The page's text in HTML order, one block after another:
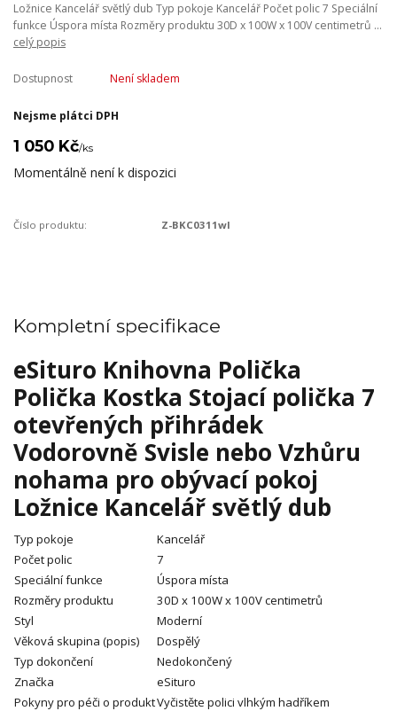
Ložnice Kancelář světlý dub Typ pokoje Kancelář Počet polic 7 Speciální
funkce Úspora místa Rozměry produktu 30D x 100W x 100V centimetrů ...
celý popis
Dostupnost Není skladem
Nejsme plátci DPH
1 050 Kč/ks
Momentálně není k dispozici
Číslo produktu: Z-BKC0311wl
Kompletní specifikace
eSituro Knihovna Polička
Polička Kostka Stojací polička 7
otevřených přihrádek
Vodorovně Svisle nebo Vzhůru
nohama pro obývací pokoj
Ložnice Kancelář světlý dub
Typ pokoje
Kancelář
Počet polic
7
Speciální funkce
Úspora místa
Rozměry produktu
30D x 100W x 100V centimetrů
Styl
Moderní
Věková skupina (popis)
Dospělý
Typ dokončení
Nedokončený
Značka
eSituro
Pokyny pro péči o produktVyčistěte polici vlhkým hadříkem